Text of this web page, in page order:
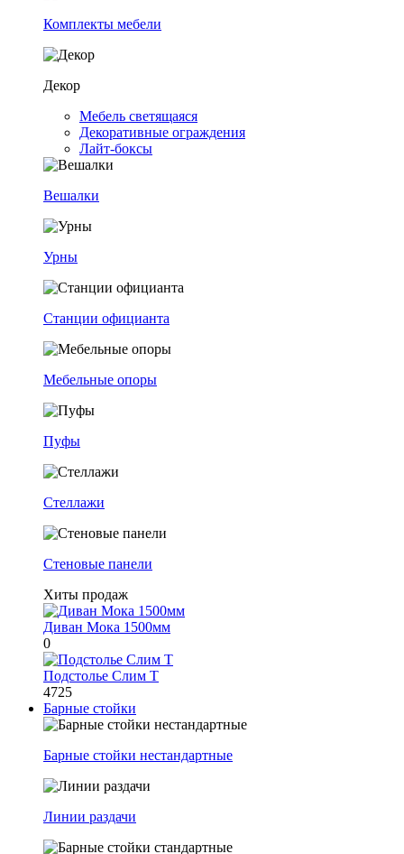
Комплекты мебели
Декор
Мебель светящаяся
Декоративные ограждения
Лайт-боксы
Вешалки
Урны
Станции официанта
Мебельные опоры
Пуфы
Стеллажи
Стеновые панели
Хиты продаж
Диван Мока 1500мм
0
Подстолье Слим Т
4725
Барные стойки
Барные стойки нестандартные
Линии раздачи